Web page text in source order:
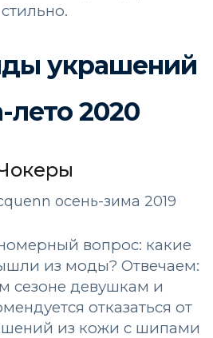
стильно.
украшений
лето 2020
вопрос: какие
из моды? Отвечаем:
сезоне девушкам и
отказаться от
из кожи с шипами